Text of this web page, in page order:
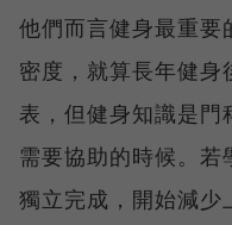
他們而言健身最重要
密度，就算長年健身
表，但健身知識是門
需要協助的時候。
獨立完成，開始減少